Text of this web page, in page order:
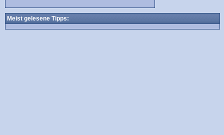
Meist gelesene Tipps: